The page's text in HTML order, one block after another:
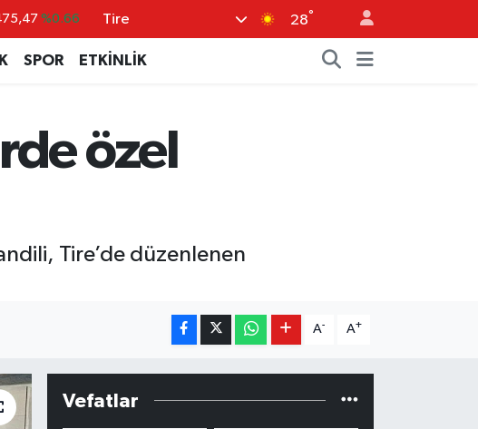
%0.05
%0.18
13.703 %0
Tire 28°
SPOR ETKİNLİK
özel
Tire’de düzenlenen
A- A+
Vefatlar